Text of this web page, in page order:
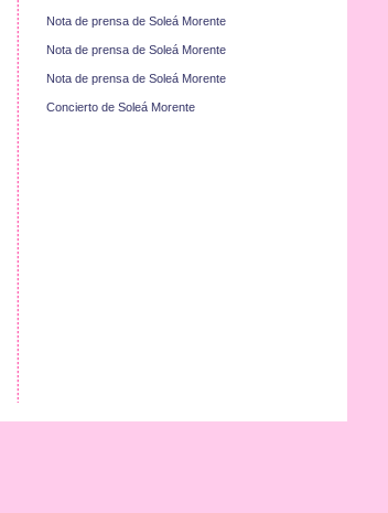
Nota de prensa de Soleá Morente
Nota de prensa de Soleá Morente
Nota de prensa de Soleá Morente
Concierto de Soleá Morente